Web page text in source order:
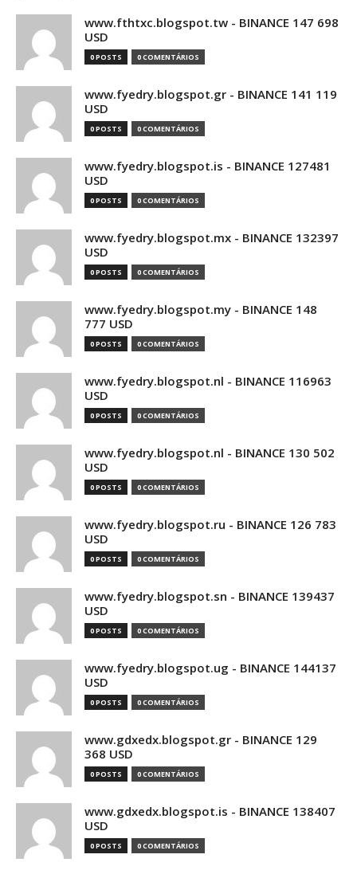
www.fthtxc.blogspot.tw - BINANCE 147 698
USD
0 POSTS 0 COMENTÁRIOS
www.fyedry.blogspot.gr - BINANCE 141 119
USD
0 POSTS 0 COMENTÁRIOS
www.fyedry.blogspot.is - BINANCE 127481
USD
0 POSTS 0 COMENTÁRIOS
www.fyedry.blogspot.mx - BINANCE 132397
USD
0 POSTS 0 COMENTÁRIOS
www.fyedry.blogspot.my - BINANCE 148
777 USD
0 POSTS 0 COMENTÁRIOS
www.fyedry.blogspot.nl - BINANCE 116963
USD
0 POSTS 0 COMENTÁRIOS
www.fyedry.blogspot.nl - BINANCE 130 502
USD
0 POSTS 0 COMENTÁRIOS
www.fyedry.blogspot.ru - BINANCE 126 783
USD
0 POSTS 0 COMENTÁRIOS
www.fyedry.blogspot.sn - BINANCE 139437
USD
0 POSTS 0 COMENTÁRIOS
www.fyedry.blogspot.ug - BINANCE 144137
USD
0 POSTS 0 COMENTÁRIOS
www.gdxedx.blogspot.gr - BINANCE 129
368 USD
0 POSTS 0 COMENTÁRIOS
www.gdxedx.blogspot.is - BINANCE 138407
USD
0 POSTS 0 COMENTÁRIOS